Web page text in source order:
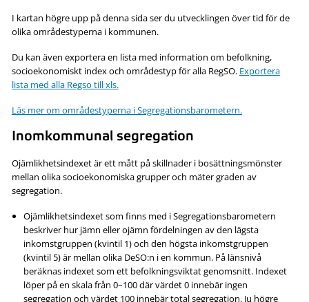
I kartan högre upp på denna sida ser du utvecklingen över tid för de
olika områdestyperna i kommunen.
Du kan även exportera en lista med information om befolkning,
socioekonomiskt index och områdestyp för alla RegSO. Exportera
lista med alla Regso till xls.
Läs mer om områdestyperna i Segregationsbarometern.
Inomkommunal segregation
Ojämlikhetsindexet är ett mått på skillnader i bosättningsmönster
mellan olika socioekonomiska grupper och mäter graden av
segregation.
Ojämlikhetsindexet som finns med i Segregationsbarometern
beskriver hur jämn eller ojämn fördelningen av den lägsta
inkomstgruppen (kvintil 1) och den högsta inkomstgruppen
(kvintil 5) är mellan olika DeSO:n i en kommun. På länsnivå
beräknas indexet som ett befolkningsviktat genomsnitt. Indexet
löper på en skala från 0–100 där värdet 0 innebär ingen
segregation och värdet 100 innebär total segregation. Ju högre